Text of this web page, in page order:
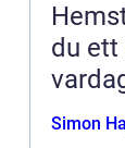
du ett
Simon